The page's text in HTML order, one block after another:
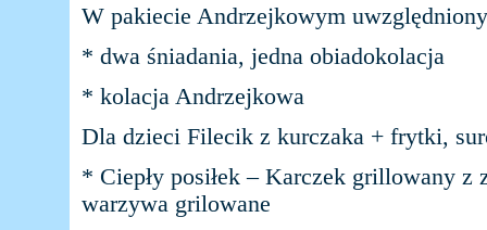
W pakiecie Andrzejkowym
* dwa śniadania, jedna obiadokolacja
* kolacja Andrzejkowa
Dla dzieci Filecik z kurczaka + frytki,
* Ciepły posiłek – Karczek grillowany z
warzywa grilowane